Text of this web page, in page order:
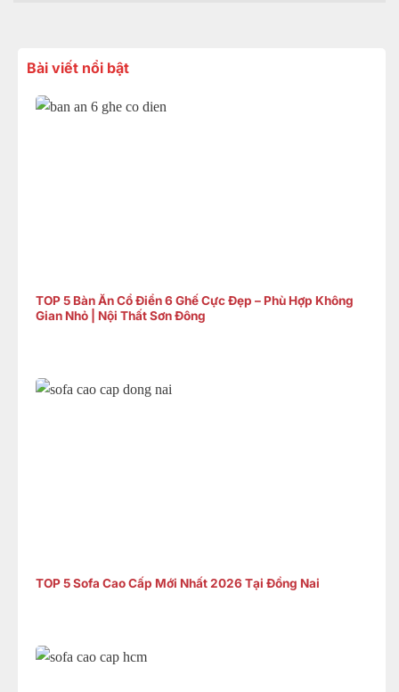
Bài viết nổi bật
TOP 5 Bàn Ăn Cổ Điển 6 Ghế Cực Đẹp – Phù Hợp Không
Gian Nhỏ | Nội Thất Sơn Đông
TOP 5 Sofa Cao Cấp Mới Nhất 2026 Tại Đồng Nai